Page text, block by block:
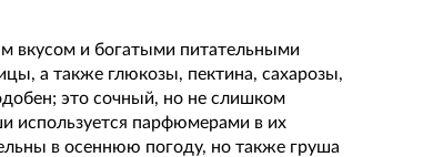
вкусом и богатыми питательными
а также глюкозы, пектина, сахарозы,
это сочный, но не слишком
используется парфюмерами в их
в осеннюю погоду, но также груша